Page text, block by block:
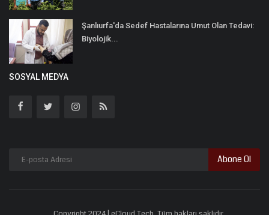
Şanlıurfa'da Sedef Hastalarına Umut Olan Tedavi:
Biyolojik...
SOSYAL MEDYA
Abone Ol